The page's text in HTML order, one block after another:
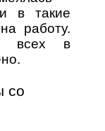
в такие
работу.
всех в
со